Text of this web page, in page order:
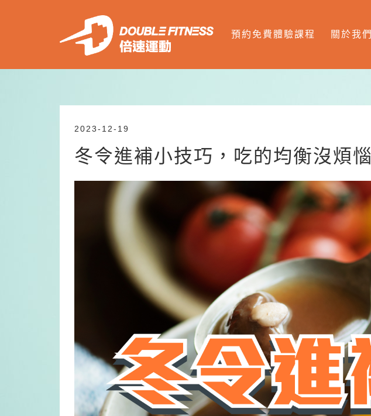
預約免費體驗課程 關於我們
2023-12-19
冬令進補小技巧，吃的均衡沒煩惱